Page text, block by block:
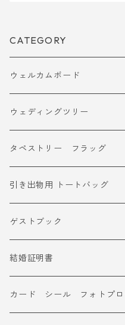
CATEGORY
ウェルカムボード
ウェディングツリー
タペストリー フラッグ
引き出物用 トートバッグ
ゲストブック
結婚証明書
カード シール フォトプロ